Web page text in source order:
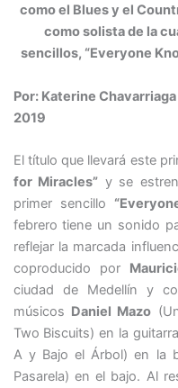
como el Blues y el
como solista de la
sencillos, “Everyone
Por: Katerine
2019
El título que llevará este
for Miracles” y se
primer sencillo
febrero tiene un sonido
reflejar la marcada
coproducido por
ciudad de Medellín y
músicos Daniel Mazo
Two Biscuits) en la
A y Bajo el Árbol) en la
Pasarela) en el bajo. Al